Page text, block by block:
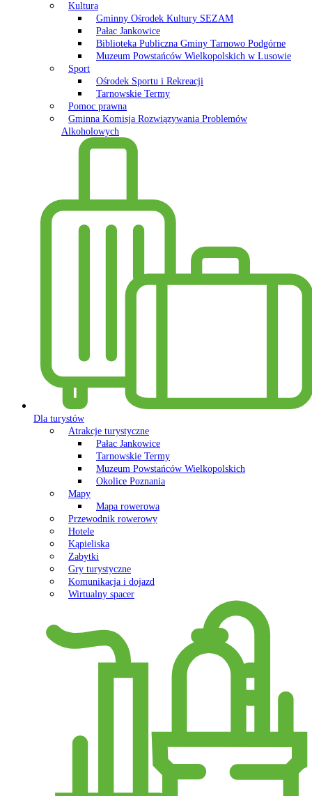
Kultura
Gminny Ośrodek Kultury SEZAM
Pałac Jankowice
Biblioteka Publiczna Gminy Tarnowo Podgórne
Muzeum Powstańców Wielkopolskich w Lusowie
Sport
Ośrodek Sportu i Rekreacji
Tarnowskie Termy
Pomoc prawna
Gminna Komisja Rozwiązywania Problemów
Alkoholowych
Dla turystów
Atrakcje turystyczne
Pałac Jankowice
Tarnowskie Termy
Muzeum Powstańców Wielkopolskich
Okolice Poznania
Mapy
Mapa rowerowa
Przewodnik rowerowy
Hotele
Kąpieliska
Zabytki
Gry turystyczne
Komunikacja i dojazd
Wirtualny spacer